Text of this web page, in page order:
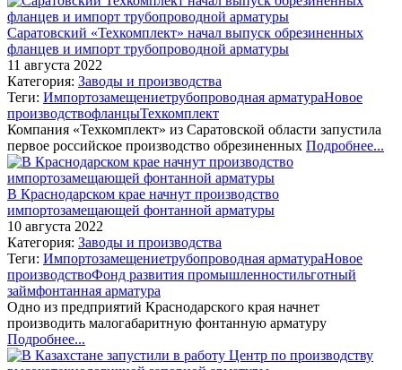
Саратовский «Техкомплект» начал выпуск обрезиненных
фланцев и импорт трубопроводной арматуры
11 августа 2022
Категория: Заводы и производства
Теги: Импортозамещениетрубопроводная арматураНовое
производствофланцыТехкомплект
Компания «Техкомплект» из Саратовской области запустила
первое российское производство обрезиненных Подробнее...
В Краснодарском крае начнут производство
импортозамещающей фонтанной арматуры
10 августа 2022
Категория: Заводы и производства
Теги: Импортозамещениетрубопроводная арматураНовое
производствоФонд развития промышленностильготный
займфонтанная арматура
Одно из предприятий Краснодарского края начнет
производить малогабаритную фонтанную арматуру
Подробнее...